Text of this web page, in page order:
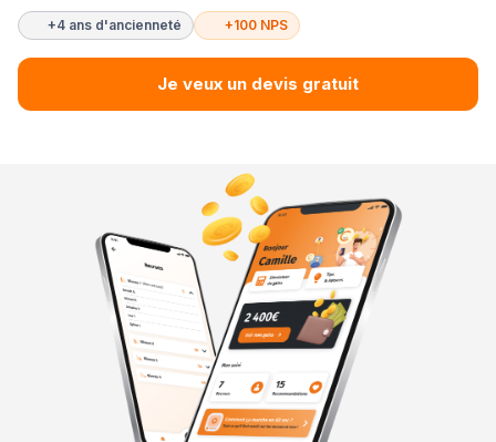
+4 ans d'ancienneté +100 NPS
Je veux un devis gratuit